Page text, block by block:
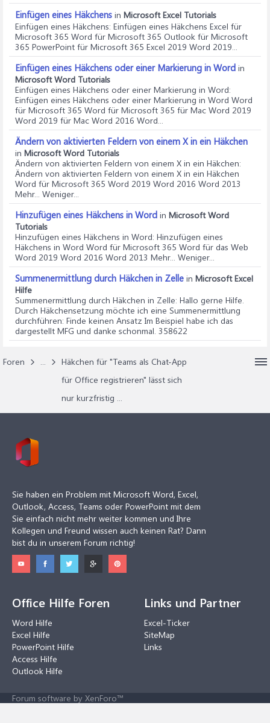
Einfügen eines Häkchens in Microsoft Excel Tutorials
Einfügen eines Häkchens: Einfügen eines Häkchens Excel für
Microsoft 365 Word für Microsoft 365 Outlook für Microsoft
365 PowerPoint für Microsoft 365 Excel 2019 Word 2019...
Einfügen eines Häkchens oder einer Markierung in Word in
Microsoft Word Tutorials
Einfügen eines Häkchens oder einer Markierung in Word:
Einfügen eines Häkchens oder einer Markierung in Word Word
für Microsoft 365 Word für Microsoft 365 für Mac Word 2019
Word 2019 für Mac Word 2016 Word...
Ändern von aktivierten Feldern von einem X in ein Häkchen
in Microsoft Word Tutorials
Ändern von aktivierten Feldern von einem X in ein Häkchen:
Ändern von aktivierten Feldern von einem X in ein Häkchen
Word für Microsoft 365 Word 2019 Word 2016 Word 2013
Mehr... Weniger...
Hinzufügen eines Häkchens in Word in Microsoft Word
Tutorials
Hinzufügen eines Häkchens in Word: Hinzufügen eines
Häkchens in Word Word für Microsoft 365 Word für das Web
Word 2019 Word 2016 Word 2013 Mehr... Weniger...
Summenermittlung durch Häkchen in Zelle in Microsoft Excel
Hilfe
Summenermittlung durch Häkchen in Zelle: Hallo gerne Hilfe.
Durch Häkchensetzung möchte ich eine Summenermittlung
durchführen: Finde keinen Ansatz Im Beispiel habe ich das
dargestellt MFG und danke schonmal. 358622
Foren ...
Häkchen für "Teams als Chat-App
für Office registrieren" lässt sich
nur kurzfristig ...
Sie haben ein Problem mit Microsoft Word, Excel,
Outlook, Access, Teams oder PowerPoint mit dem
Sie einfach nicht mehr weiter kommen und Ihre
Kollegen und Freund wissen auch keinen Rat? Dann
bist du in unserem Forum richtig!
Office Hilfe Foren
Word Hilfe
Excel Hilfe
PowerPoint Hilfe
Access Hilfe
Outlook Hilfe
Links und Partner
Excel-Ticker
SiteMap
Links
Forum software by XenForo™